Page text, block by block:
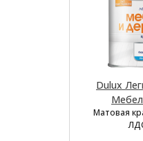
Dulux
Матовая